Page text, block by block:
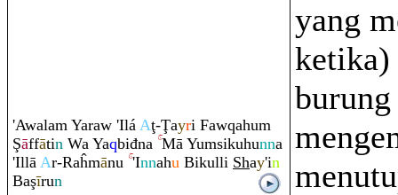
'Awalam Yaraw 'Ilá Aţ-Ţayri Fawqahum
Şāffātin Wa Yaqbiđna Mā Yumsikuhunna
'Illā Ar-Raĥmānu 'Innahu Bikulli Shay'in
Başīrun
yang
ketika)